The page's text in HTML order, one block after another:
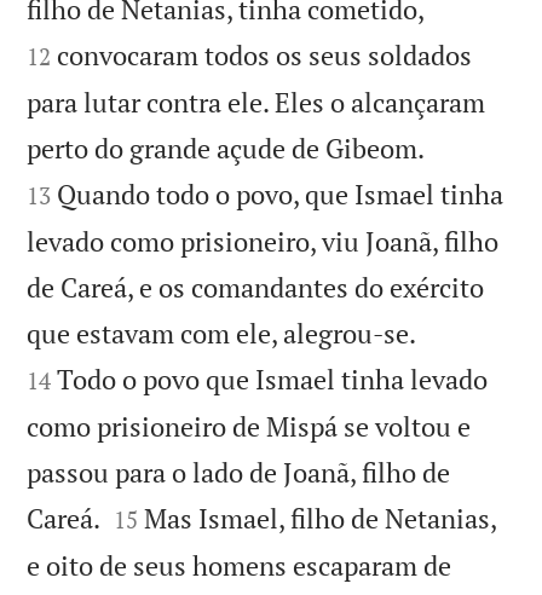
filho de Netanias, tinha cometido,
12 convocaram todos os seus soldados
para lutar contra ele. Eles o alcançaram
perto do grande açude de Gibeom.
13 Quando todo o povo, que Ismael tinha
levado como prisioneiro, viu Joanã, filho
de Careá, e os comandantes do exército
que estavam com ele, alegrou-se.
14 Todo o povo que Ismael tinha levado
como prisioneiro de Mispá se voltou e
passou para o lado de Joanã, filho de
Careá. 

15 Mas Ismael, filho de Netanias,
e oito de seus homens escaparam de